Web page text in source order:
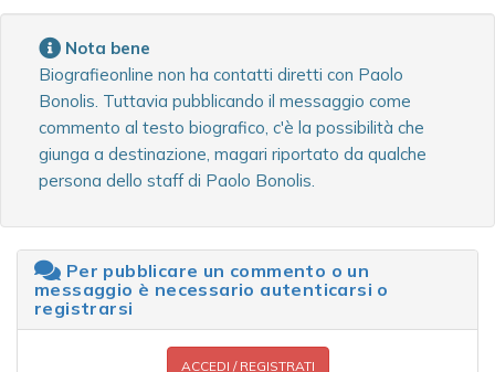
Nota bene
Biografieonline non ha contatti diretti con Paolo
Bonolis. Tuttavia pubblicando il messaggio come
commento al testo biografico, c'è la possibilità che
giunga a destinazione, magari riportato da qualche
persona dello staff di Paolo Bonolis.
Per pubblicare un commento o un
messaggio è necessario autenticarsi o
registrarsi
ACCEDI / REGISTRATI